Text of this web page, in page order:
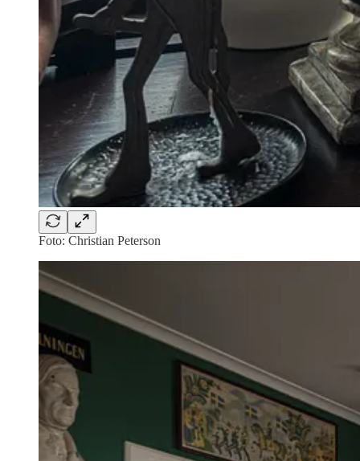
Foto: Christian Peterson